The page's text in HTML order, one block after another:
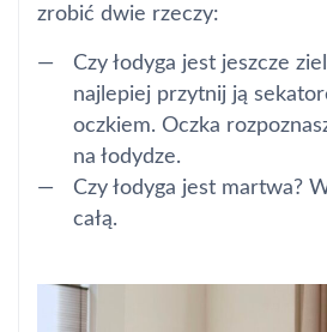
zrobić dwie rzeczy:
Czy łodyga jest jeszcze
najlepiej przytnij ją
oczkiem. Oczka
na łodydze.
Czy łodyga jest martwa?
całą.